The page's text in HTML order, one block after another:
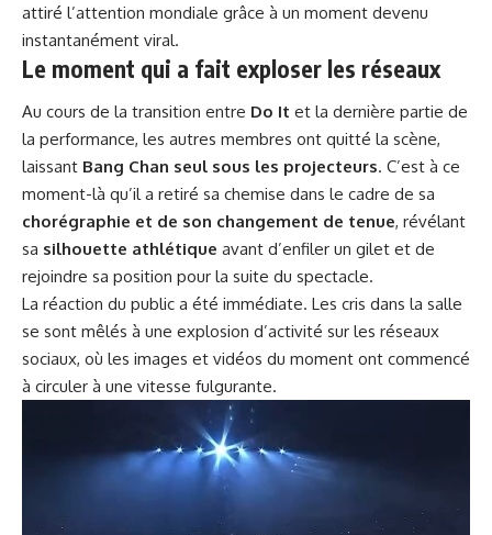
attiré l’attention mondiale grâce à un moment devenu
instantanément viral.
Le moment qui a fait exploser les réseaux
Au cours de la transition entre Do It et la dernière partie de
la performance, les autres membres ont quitté la scène,
laissant Bang Chan seul sous les projecteurs. C’est à ce
moment-là qu’il a retiré sa chemise dans le cadre de sa
chorégraphie et de son changement de tenue, révélant
sa silhouette athlétique avant d’enfiler un gilet et de
rejoindre sa position pour la suite du spectacle.
La réaction du public a été immédiate. Les cris dans la salle
se sont mêlés à une explosion d’activité sur les réseaux
sociaux, où les images et vidéos du moment ont commencé
à circuler à une vitesse fulgurante.